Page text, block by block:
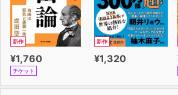
新作
¥1,760
チケット
新作
¥1,320